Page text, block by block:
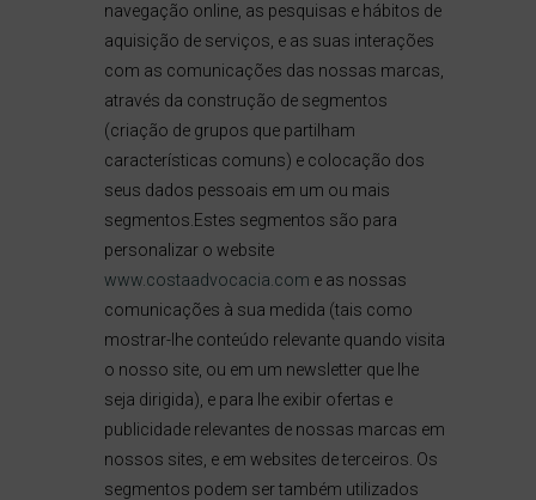
navegação online, as pesquisas e hábitos de
aquisição de serviços, e as suas interações
com as comunicações das nossas marcas,
através da construção de segmentos
(criação de grupos que partilham
características comuns) e colocação dos
seus dados pessoais em um ou mais
segmentos.Estes segmentos são para
personalizar o website
www.costaadvocacia.com e as nossas
comunicações à sua medida (tais como
mostrar-lhe conteúdo relevante quando visita
o nosso site, ou em um newsletter que lhe
seja dirigida), e para lhe exibir ofertas e
publicidade relevantes de nossas marcas em
nossos sites, e em websites de terceiros. Os
segmentos podem ser também utilizados